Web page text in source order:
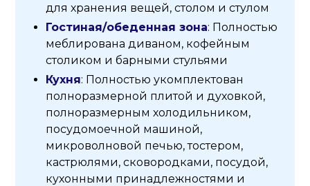
для хранения вещей, столом и стулом
Гостиная/обеденная зона: Полностью
меблирована диваном, кофейным
столиком и барными стульями
Кухня: Полностью укомплектован
полноразмерной плитой и духовкой,
полноразмерным холодильником,
посудомоечной машиной,
микроволновой печью, тостером,
кастрюлями, сковородками, посудой,
кухонными принадлежностями и